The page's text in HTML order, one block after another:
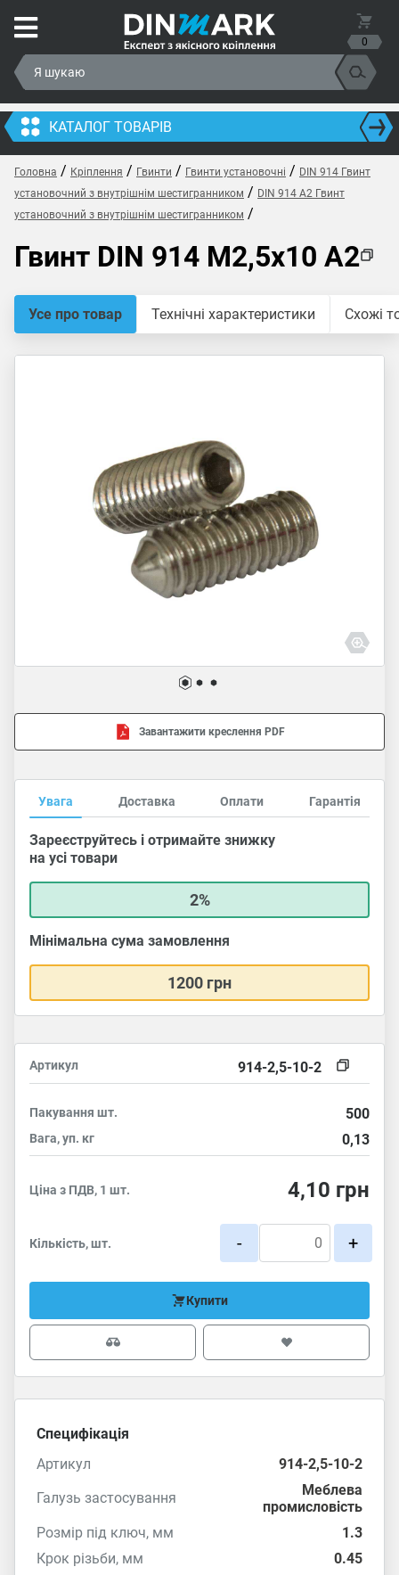
0
КАТАЛОГ ТОВАРІВ
Головна / Кріплення / Гвинти / Гвинти установочні / DIN 914 Гвинт
установочний з внутрішнім шестигранником / DIN 914 A2 Гвинт
установочний з внутрішнім шестигранником /
Гвинт DIN 914 M2,5x10 A2
Усе про товар Технічні характеристики Схожі
Завантажити креслення PDF
Увага Доставка Оплати Гарантія
Зареєструйтесь і отримайте знижку
на усі товари
2%
Мінімальна сума замовлення
1200 грн
Артикул 914-2,5-10-2
Пакування шт. 500
Вага, уп. кг 0,13
Ціна з ПДВ, 1 шт. 4,10 грн
Кількість, шт. - +
Купити
Специфікація
Артикул
914-2,5-10-2
Галузь застосування
Меблева
промисловість
Розмір під ключ, мм
1.3
Крок різьби, мм
0.45